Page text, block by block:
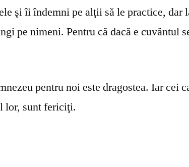
şi îi îndemni pe alţii să le practice, dar
pe nimeni. Pentru că dacă e cuvântul
pentru noi este dragostea. Iar cei
lor, sunt fericiţi.